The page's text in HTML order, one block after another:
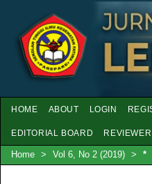
HOME ABOUT LOGIN
EDITORIAL BOARD REVIEWER
Home > Vol 6, No 2 (2019) > *